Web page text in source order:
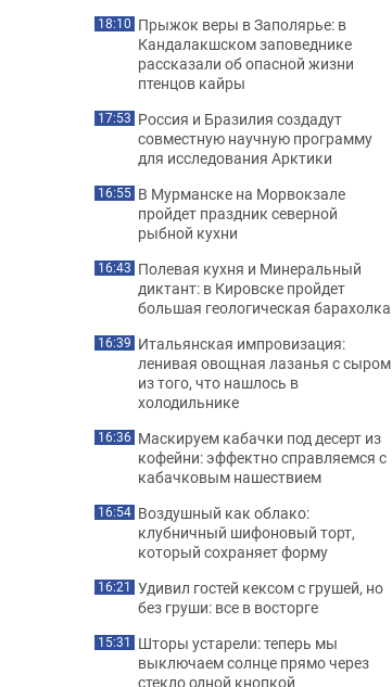
18:10 Прыжок веры в Заполярье: в
Кандалакшском заповеднике
рассказали об опасной жизни
птенцов кайры
17:53 Россия и Бразилия создадут
совместную научную программу
для исследования Арктики
16:55 В Мурманске на Морвокзале
пройдет праздник северной
рыбной кухни
16:43 Полевая кухня и Минеральный
диктант: в Кировске пройдет
большая геологическая барахолка
16:39 Итальянская импровизация:
ленивая овощная лазанья с сыром
из того, что нашлось в
холодильнике
16:36 Маскируем кабачки под десерт из
кофейни: эффектно справляемся с
кабачковым нашествием
16:54 Воздушный как облако:
клубничный шифоновый торт,
который сохраняет форму
16:21 Удивил гостей кексом с грушей, но
без груши: все в восторге
15:31 Шторы устарели: теперь мы
выключаем солнце прямо через
стекло одной кнопкой